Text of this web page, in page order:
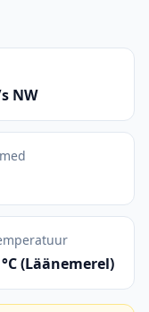
NW
(Läänemerel)